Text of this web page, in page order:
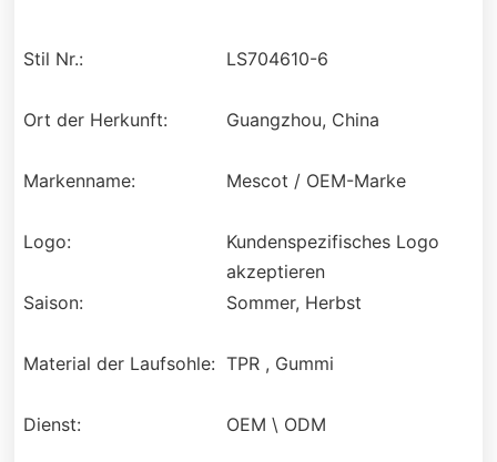
Stil Nr.: LS704610-6
Ort der Herkunft: Guangzhou, China
Markenname: Mescot / OEM-Marke
Logo:
Kundenspezifisches Logo
akzeptieren
Saison:
Sommer, Herbst
Material der Laufsohle: TPR , Gummi
Dienst: OEM \ ODM